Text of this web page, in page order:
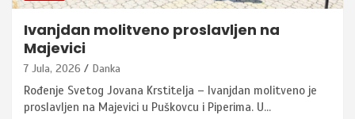
Ivanjdan molitveno proslavljen na
Majevici
7 Jula, 2026 Danka
Rođenje Svetog Jovana Krstitelja – Ivanjdan molitveno je
proslavljen na Majevici u Puškovcu i Piperima. U…